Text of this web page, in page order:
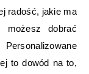
radość, jakie ma
możesz dobrać
to dowód na to,